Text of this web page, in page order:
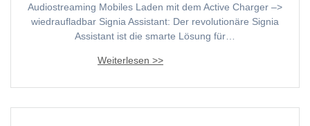
Audiostreaming Mobiles Laden mit dem Active Charger –>
wiedraufladbar Signia Assistant: Der revolutionäre Signia
Assistant ist die smarte Lösung für…